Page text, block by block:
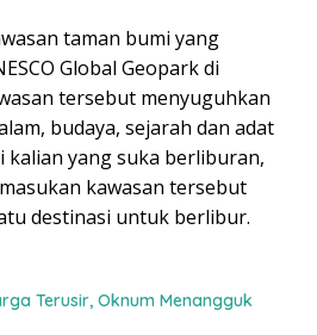
taman bumi yang
Global Geopark di
tersebut menyuguhkan
budaya, sejarah dan adat
kalian yang suka berliburan,
kawasan tersebut
destinasi untuk berlibur.
Terusir, Oknum Menangguk